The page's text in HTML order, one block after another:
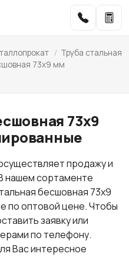
/ Труба стальная
73х9 мм
73х9
продажу и
нашем сортаменте
бесшовная 73х9
по оптовой цене. Чтобы
заявку или
по телефону.
Вас интересное